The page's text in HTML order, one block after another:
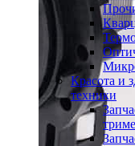
Красота и
техники